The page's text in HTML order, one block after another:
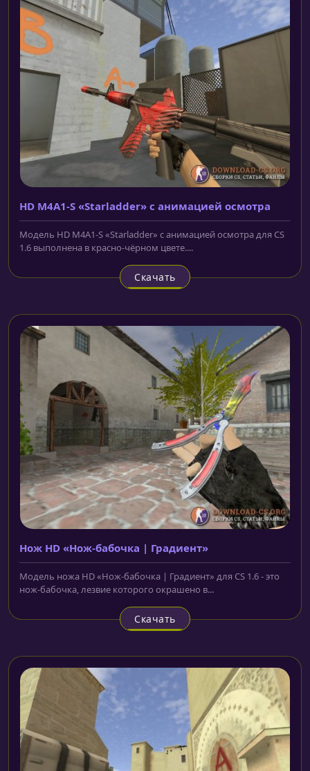
HD M4A1-S «Starladder» с анимацией осмотра
Модель HD M4A1-S «Starladder» с анимацией осмотра для CS
1.6 выполнена в красно-чёрном цвете....
Скачать
Нож HD «Нож-бабочка | Градиент»
Модель ножа HD «Нож-бабочка | Градиент» для CS 1.6 - это
нож-бабочка, лезвие которого окрашено в...
Скачать